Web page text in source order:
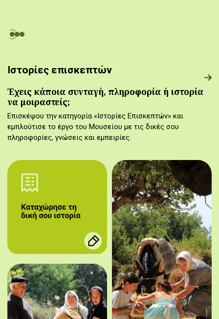
Ιστορίες επισκεπτών
Έχεις κάποια συνταγή, πληροφορία ή ιστορία
να μοιραστείς;
Επισκέψου την κατηγορία «Ιστορίες Επισκεπτών» και
εμπλούτισε το έργο του Μουσείου με τις δικές σου
πληροφορίες, γνώσεις και εμπειρίες.